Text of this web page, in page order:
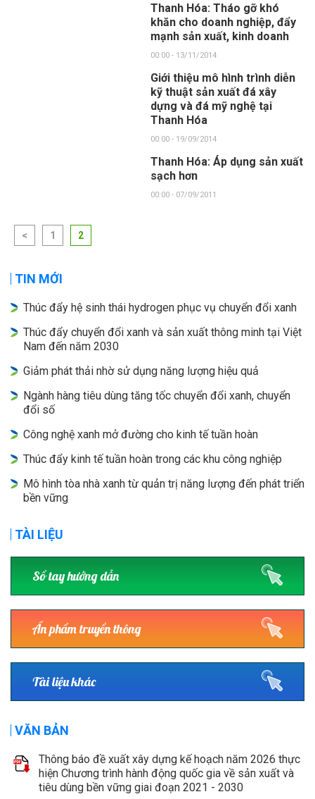
Thanh Hóa: Tháo gỡ khó
khăn cho doanh nghiệp, đẩy
mạnh sản xuất, kinh doanh
00:00 - 13/11/2014
Giới thiệu mô hình trình diễn
kỹ thuật sản xuất đá xây
dựng và đá mỹ nghệ tại
Thanh Hóa
00:00 - 19/09/2014
Thanh Hóa: Áp dụng sản xuất
sạch hơn
00:00 - 07/09/2011
< 1 2
TIN MỚI
Thúc đẩy hệ sinh thái hydrogen phục vụ chuyển đổi xanh
Thúc đẩy chuyển đổi xanh và sản xuất thông minh tại Việt
Nam đến năm 2030
Giảm phát thải nhờ sử dụng năng lượng hiệu quả
Ngành hàng tiêu dùng tăng tốc chuyển đổi xanh, chuyển
đổi số
Công nghệ xanh mở đường cho kinh tế tuần hoàn
Thúc đẩy kinh tế tuần hoàn trong các khu công nghiệp
Mô hình tòa nhà xanh từ quản trị năng lượng đến phát triển
bền vững
TÀI LIỆU
Sổ tay hướng dẫn
Ấn phẩm truyền thông
Tài liệu khác
VĂN BẢN
Thông báo đề xuất xây dựng kế hoạch năm 2026 thực
hiện Chương trình hành động quốc gia về sản xuất và
tiêu dùng bền vững giai đoạn 2021 - 2030